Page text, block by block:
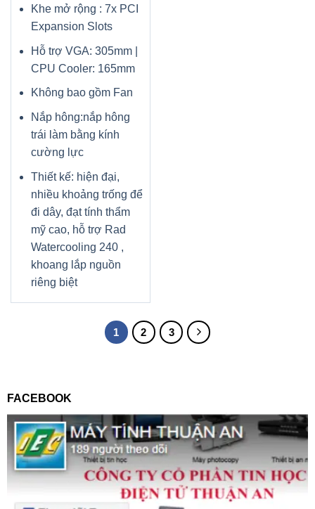
Khe mở rộng : 7x PCI
Expansion Slots
Hỗ trợ VGA: 305mm |
CPU Cooler: 165mm
Không bao gồm Fan
Nắp hông:nắp hông
trái làm bằng kính
cường lực
Thiết kế: hiện đại,
nhiều khoảng trống để
đi dây, đạt tính thẩm
mỹ cao, hỗ trợ Rad
Watercooling 240 ,
khoang lắp nguồn
riêng biệt
1 2 3
FACEBOOK